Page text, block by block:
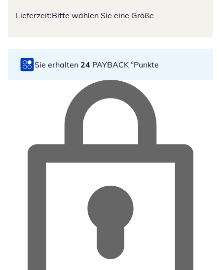
Lieferzeit:Bitte wählen Sie eine Größe
Sie erhalten 24 PAYBACK °Punkte